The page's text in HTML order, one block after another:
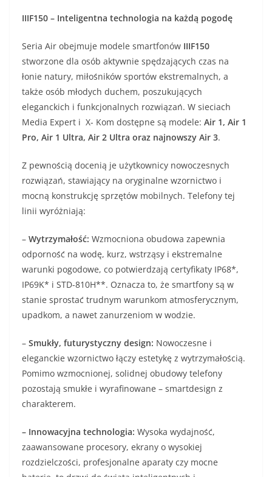
IIIF150 – Inteligentna technologia na każdą pogodę
Seria Air obejmuje modele smartfonów IIIF150
stworzone dla osób aktywnie spędzających czas na
łonie natury, miłośników sportów ekstremalnych, a
także osób młodych duchem, poszukujących
eleganckich i funkcjonalnych rozwiązań. W sieciach
Media Expert i X- Kom dostępne są modele: Air 1, Air 1
Pro, Air 1 Ultra, Air 2 Ultra oraz najnowszy Air 3.
Z pewnością docenią je użytkownicy nowoczesnych
rozwiązań, stawiający na oryginalne wzornictwo i
mocną konstrukcję sprzętów mobilnych. Telefony tej
linii wyróżniają:
– Wytrzymałość: Wzmocniona obudowa zapewnia
odporność na wodę, kurz, wstrząsy i ekstremalne
warunki pogodowe, co potwierdzają certyfikaty IP68*,
IP69K* i STD-810H**. Oznacza to, że smartfony są w
stanie sprostać trudnym warunkom atmosferycznym,
upadkom, a nawet zanurzeniom w wodzie.
– Smukły, futurystyczny design: Nowoczesne i
eleganckie wzornictwo łączy estetykę z wytrzymałością.
Pomimo wzmocnionej, solidnej obudowy telefony
pozostają smukłe i wyrafinowane – smartdesign z
charakterem.
– Innowacyjna technologia: Wysoka wydajność,
zaawansowane procesory, ekrany o wysokiej
rozdzielczości, profesjonalne aparaty czy mocne